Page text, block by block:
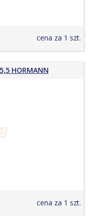
cena za 1 szt.
HORMANN
cena za 1 szt.